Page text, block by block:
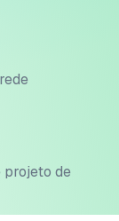
projeto de